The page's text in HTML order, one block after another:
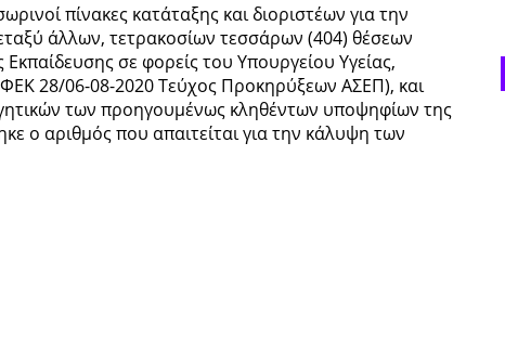
πίνακες κατάταξης και διοριστέων για την
άλλων, τετρακοσίων τεσσάρων (404) θέσεων
σε φορείς του Υπουργείου Υγείας,
28/06-08-2020 Τεύχος Προκηρύξεων ΑΣΕΠ), και
των προηγουμένως κληθέντων υποψηφίων της
ο αριθμός που απαιτείται για την κάλυψη των